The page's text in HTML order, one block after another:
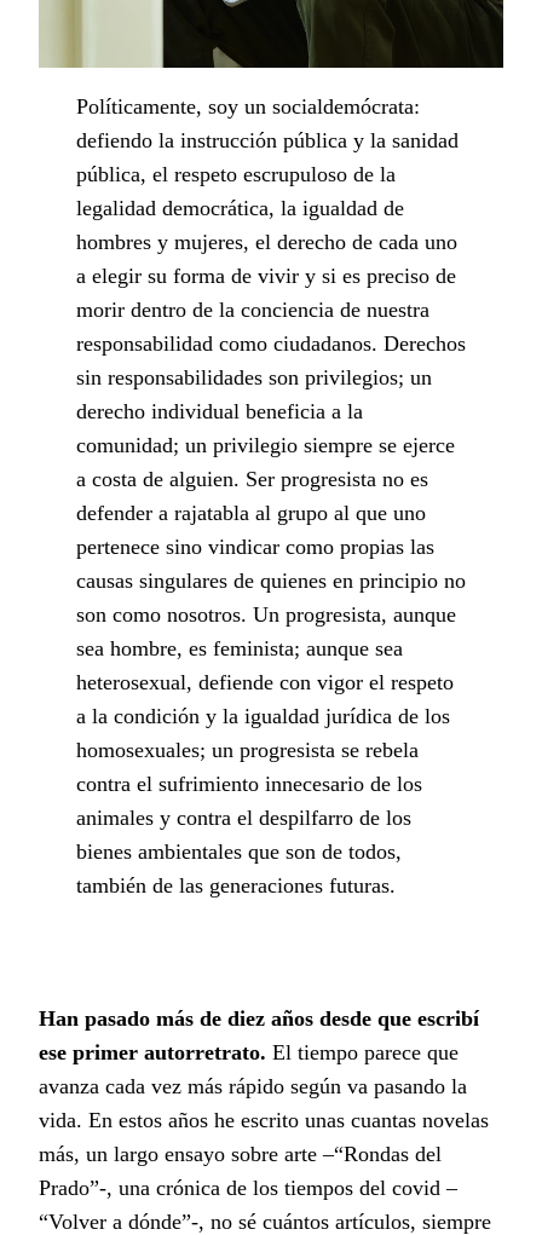
Políticamente, soy un socialdemócrata:
defiendo la instrucción pública y la sanidad
pública, el respeto escrupuloso de la
legalidad democrática, la igualdad de
hombres y mujeres, el derecho de cada uno
a elegir su forma de vivir y si es preciso de
morir dentro de la conciencia de nuestra
responsabilidad como ciudadanos. Derechos
sin responsabilidades son privilegios; un
derecho individual beneficia a la
comunidad; un privilegio siempre se ejerce
a costa de alguien. Ser progresista no es
defender a rajatabla al grupo al que uno
pertenece sino vindicar como propias las
causas singulares de quienes en principio no
son como nosotros. Un progresista, aunque
sea hombre, es feminista; aunque sea
heterosexual, defiende con vigor el respeto
a la condición y la igualdad jurídica de los
homosexuales; un progresista se rebela
contra el sufrimiento innecesario de los
animales y contra el despilfarro de los
bienes ambientales que son de todos,
también de las generaciones futuras.
Han pasado más de diez años desde que escribí
ese primer autorretrato. El tiempo parece que
avanza cada vez más rápido según va pasando la
vida. En estos años he escrito unas cuantas novelas
más, un largo ensayo sobre arte –“Rondas del
Prado”-, una crónica de los tiempos del covid –
“Volver a dónde”-, no sé cuántos artículos, siempre